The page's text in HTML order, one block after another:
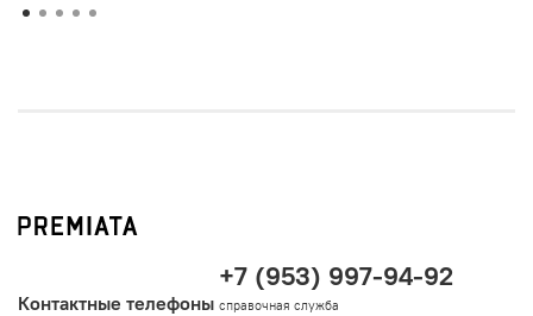
Контактные телефоны
+7 (953) 997-94-92
справочная служба